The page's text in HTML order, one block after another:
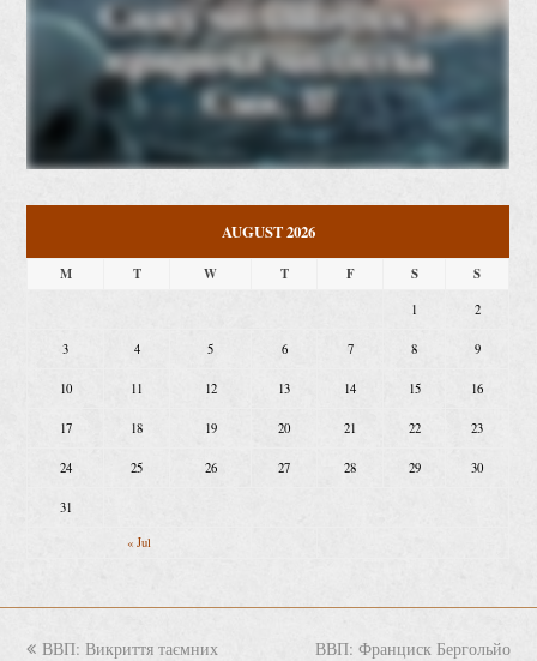
AUGUST 2026
M T W T F S S
« Jul
1 2
3 4 5 6 7 8 9
10 11 12 13 14 15 16
17 18 19 20 21 22 23
24 25 26 27 28 29 30
31
previous
ВВП: Викриття таємних next
ВВП: Франциск Бергольйо